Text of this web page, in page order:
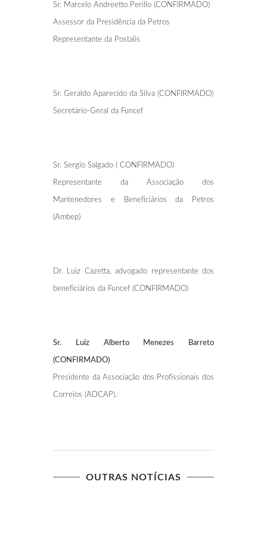
Sr. Marcelo Andreetto Perillo (CONFIRMADO)
Assessor da Presidência da Petros
Representante da Postalis
Sr. Geraldo Aparecido da Silva (CONFIRMADO)
Secretário-Geral da Funcef
Sr. Sergio Salgado ( CONFIRMADO)
Representante da Associação dos
Mantenedores e Beneficiários da Petros
(Ambep)
Dr. Luiz Cazetta, advogado representante dos
beneficiários da Funcef (CONFIRMADO)
Sr. Luiz Alberto Menezes Barreto
(CONFIRMADO)
Presidente da Associação dos Profissionais dos
Correios (ADCAP).
OUTRAS NOTÍCIAS